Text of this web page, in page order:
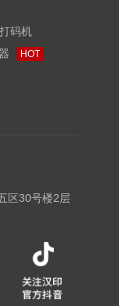
码机
HOT
区30号楼2层